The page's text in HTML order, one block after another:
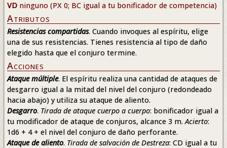
VD ninguno (PX 0; BC igual a tu bonificador de competencia)
Atributos
Resistencias compartidas. Cuando invoques al espíritu, elige
una de sus resistencias. Tienes resistencia al tipo de daño
elegido hasta que el conjuro termine.
Acciones
Ataque múltiple. El espíritu realiza una cantidad de ataques de
desgarro igual a la mitad del nivel del conjuro (redondeado
hacia abajo) y utiliza su ataque de aliento.
Desgarro. Tirada de ataque cuerpo a cuerpo: bonificador igual a
tu modificador de ataque de conjuros, alcance 3 m.Acierto:
1d6 + 4 + el nivel del conjuro de daño perforante.
Ataque de aliento. Tirada de salvación de Destreza: CD igual a tu